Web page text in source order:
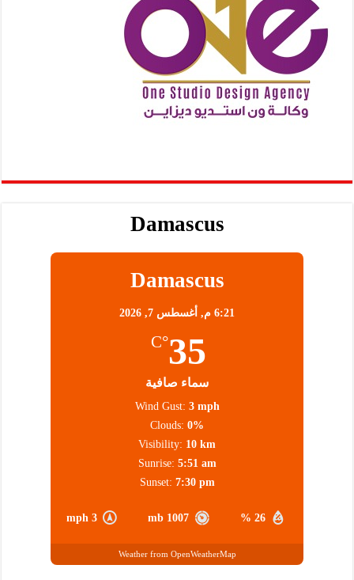
Damascus
Damascus
6:21 م, أغسطس 7, 2026
35
°C
سماء صافية
26 %
1007 mb
3 mph
Wind Gust: 3 mph
Clouds: 0%
Visibility: 10 km
Sunrise: 5:51 am
Sunset: 7:30 pm
Weather from OpenWeatherMap